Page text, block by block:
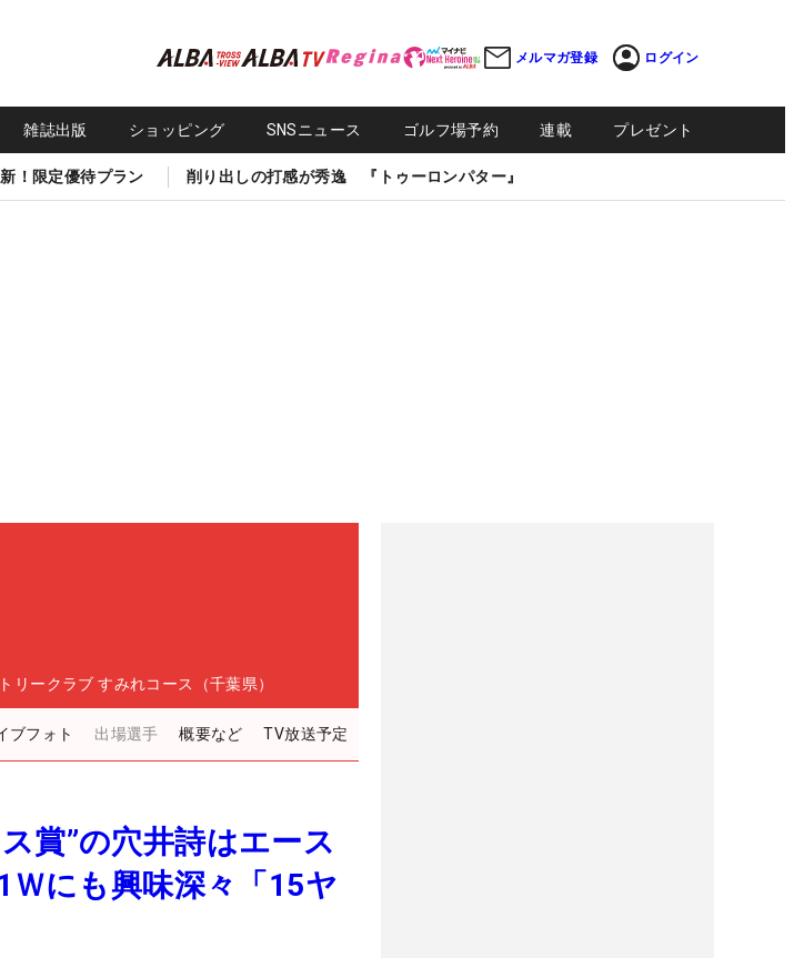
メルマガ登録 ログイン
雑誌出版 ショッピング SNSニュース ゴルフ場予約 連載 プレゼント
！限定優待プラン 削り出しの打感が秀逸 『トゥーロンパター』
リークラブ すみれコース（千葉県）
ブフォト 出場選手 概要など TV放送予定
賞”の穴井詩はエース
にも興味深々「15ヤ